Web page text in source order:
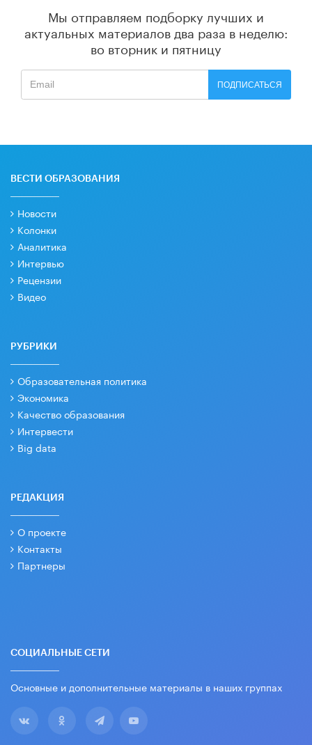
Мы отправляем подборку лучших и
актуальных материалов два раза в неделю:
во вторник и пятницу
ПОДПИСАТЬСЯ
ВЕСТИ ОБРАЗОВАНИЯ
Новости
Колонки
Аналитика
Интервью
Рецензии
Видео
РУБРИКИ
Образовательная политика
Экономика
Качество образования
Интервести
Big data
РЕДАКЦИЯ
О проекте
Контакты
Партнеры
СОЦИАЛЬНЫЕ СЕТИ
Основные и дополнительные материалы в наших группах